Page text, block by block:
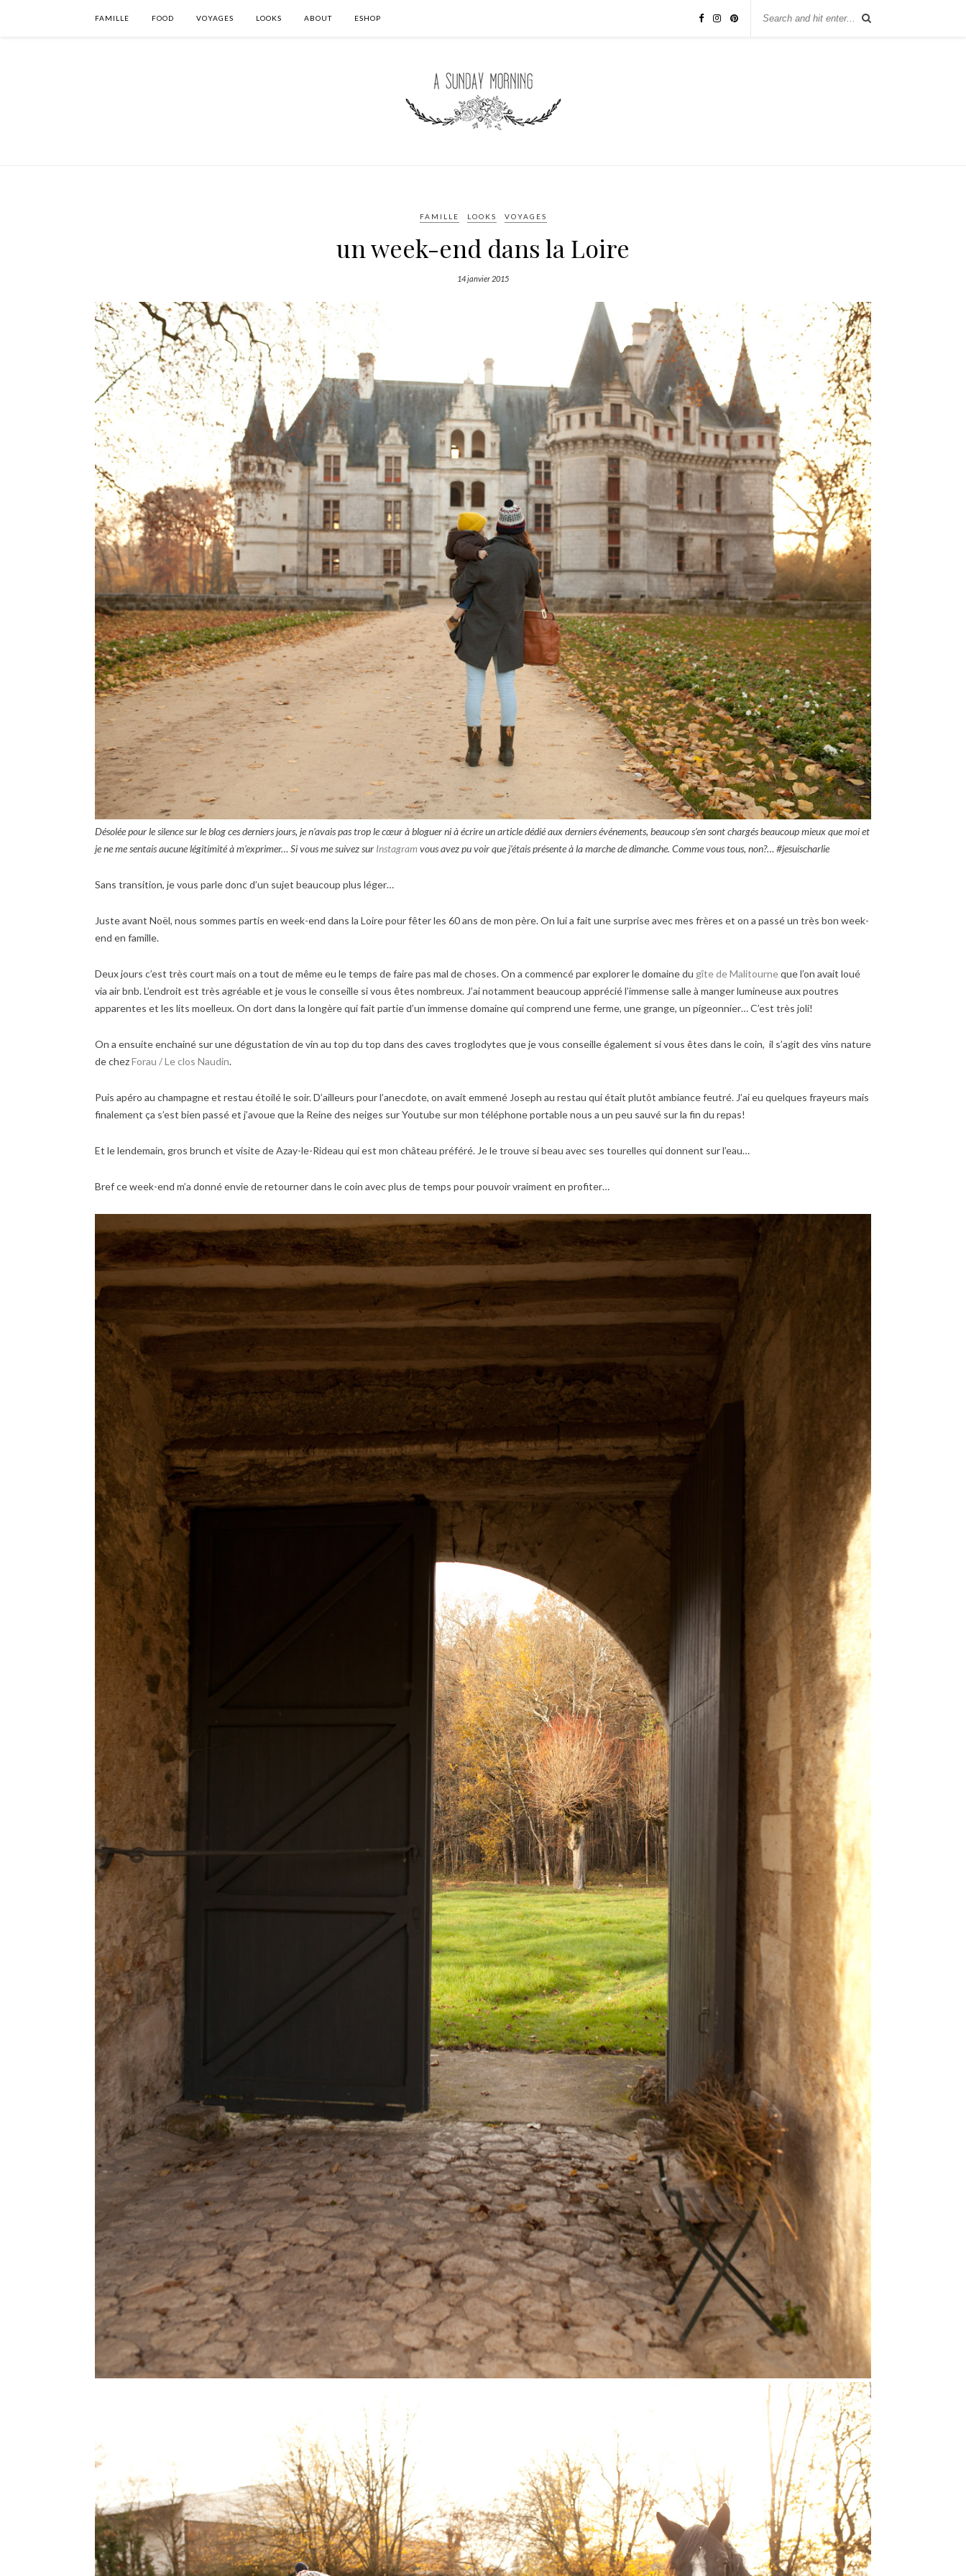
FAMILLE FOOD VOYAGES LOOKS ABOUT ESHOP
FAMILLE LOOKS VOYAGES
un week-end dans la Loire
14 janvier 2015
Désolée pour le silence sur le blog ces derniers jours, je n’avais pas trop le cœur à bloguer ni à écrire un article dédié aux derniers événements, beaucoup s’en sont chargés beaucoup mieux que moi et
je ne me sentais aucune légitimité à m’exprimer… Si vous me suivez sur Instagramvous avez pu voir que j’étais présente à la marche de dimanche. Comme vous tous, non?… #jesuischarlie
Sans transition, je vous parle donc d’un sujet beaucoup plus léger…
Juste avant Noël, nous sommes partis en week-end dans la Loire pour fêter les 60 ans de mon père. On lui a fait une surprise avec mes frères et on a passé un très bon week-
end en famille.
Deux jours c’est très court mais on a tout de même eu le temps de faire pas mal de choses. On a commencé par explorer le domaine du gîte de Malitourneque l’on avait loué
via air bnb. L’endroit est très agréable et je vous le conseille si vous êtes nombreux. J’ai notamment beaucoup apprécié l’immense salle à manger lumineuse aux poutres
apparentes et les lits moelleux. On dort dans la longère qui fait partie d’un immense domaine qui comprend une ferme, une grange, un pigeonnier… C’est très joli!
On a ensuite enchainé sur une dégustation de vin au top du top dans des caves troglodytes que je vous conseille également si vous êtes dans le coin, il s’agit des vins nature
de chezForau / Le clos Naudin.
Puis apéro au champagne et restau étoilé le soir. D’ailleurs pour l’anecdote, on avait emmené Joseph au restau qui était plutôt ambiance feutré. J’ai eu quelques frayeurs mais
finalement ça s’est bien passé et j’avoue que la Reine des neiges sur Youtube sur mon téléphone portable nous a un peu sauvé sur la fin du repas!
Et le lendemain, gros brunch et visite de Azay-le-Rideau qui est mon château préféré. Je le trouve si beau avec ses tourelles qui donnent sur l’eau…
Bref ce week-end m’a donné envie de retourner dans le coin avec plus de temps pour pouvoir vraiment en profiter…